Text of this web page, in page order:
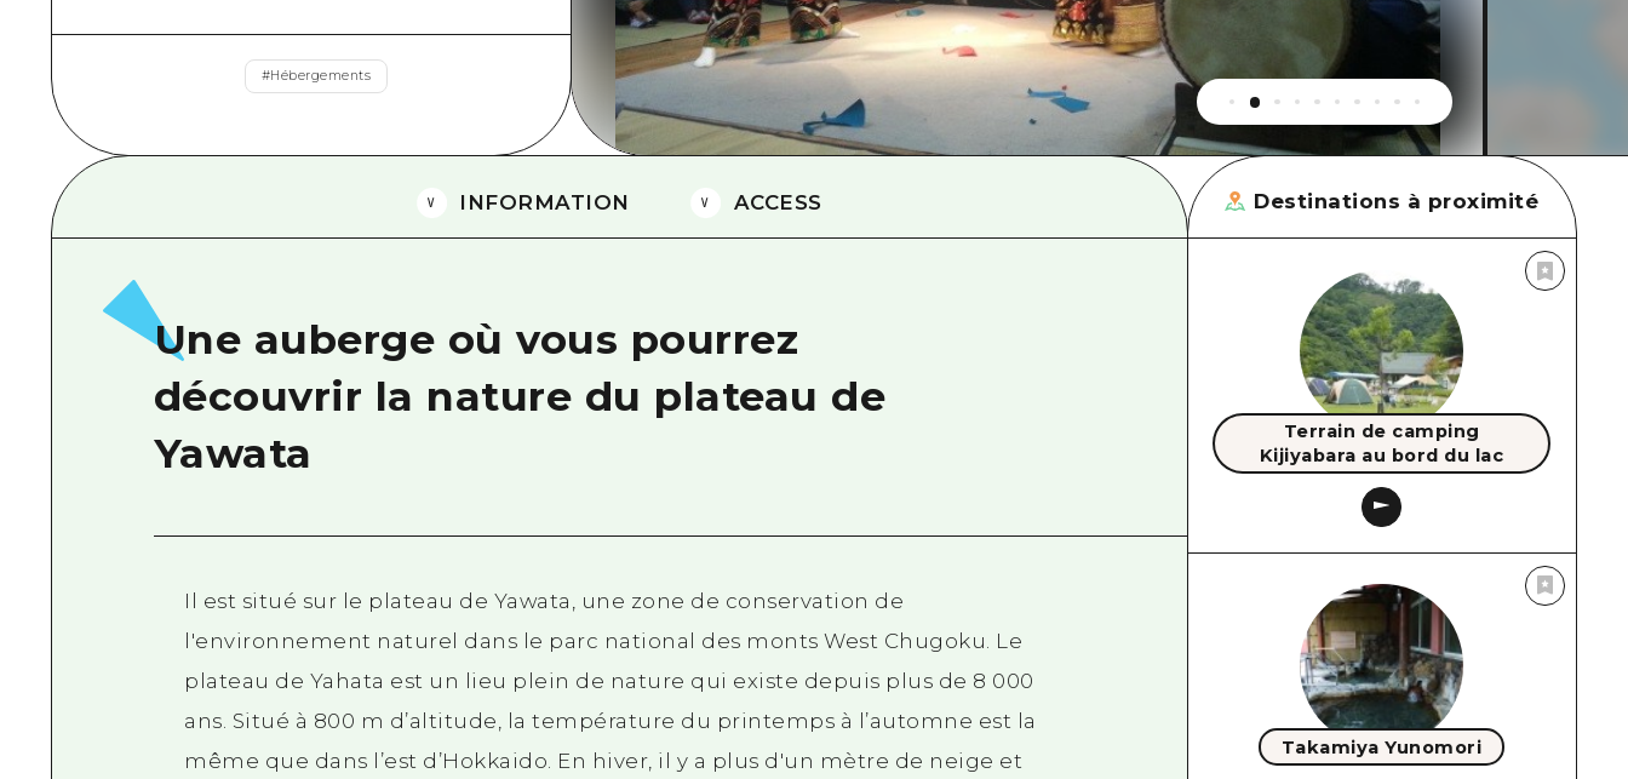
Est de Yamaguchi
Ehime
Shimane
#Hébergements
INFORMATION ACCESS
Une auberge où vous pourrez
découvrir la nature du plateau de
Yawata
Il est situé sur le plateau de Yawata, une zone de conservation de
l'environnement naturel dans le parc national des monts West Chugoku. Le
plateau de Yahata est un lieu plein de nature qui existe depuis plus de 8 000
ans. Situé à 800 m d’altitude, la température du printemps à l’automne est la
même que dans l’est d’Hokkaido. En hiver, il y a plus d'un mètre de neige et
Destinations à proximité
Terrain de camping
Kijiyabara au bord du lac
Takamiya Yunomori